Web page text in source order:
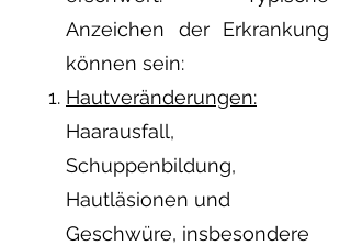
Anzeichen der Erkrankung
können sein:
Hautveränderungen:
Haarausfall,
Schuppenbildung,
Hautläsionen und
Geschwüre, insbesondere